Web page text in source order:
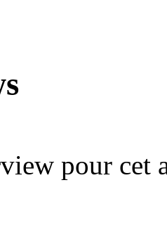
pour cet